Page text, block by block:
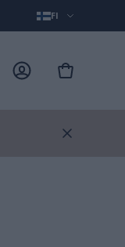
FI